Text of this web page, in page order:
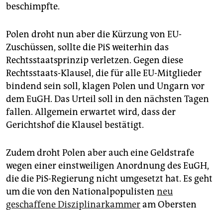
beschimpfte.
Polen droht nun aber die Kürzung von EU-
Zuschüssen, sollte die PiS weiterhin das
Rechtsstaatsprinzip verletzen. Gegen diese
Rechtsstaats-Klausel, die für alle EU-Mitglieder
bindend sein soll, klagen Polen und Ungarn vor
dem EuGH. Das Urteil soll in den nächsten Tagen
fallen. Allgemein erwartet wird, dass der
Gerichtshof die Klausel bestätigt.
Zudem droht Polen aber auch eine Geldstrafe
wegen einer einstweiligen Anordnung des EuGH,
die die PiS-Regierung nicht umgesetzt hat. Es geht
um die von den Nationalpopulisten neu
geschaffene Disziplinarkammeram Obersten